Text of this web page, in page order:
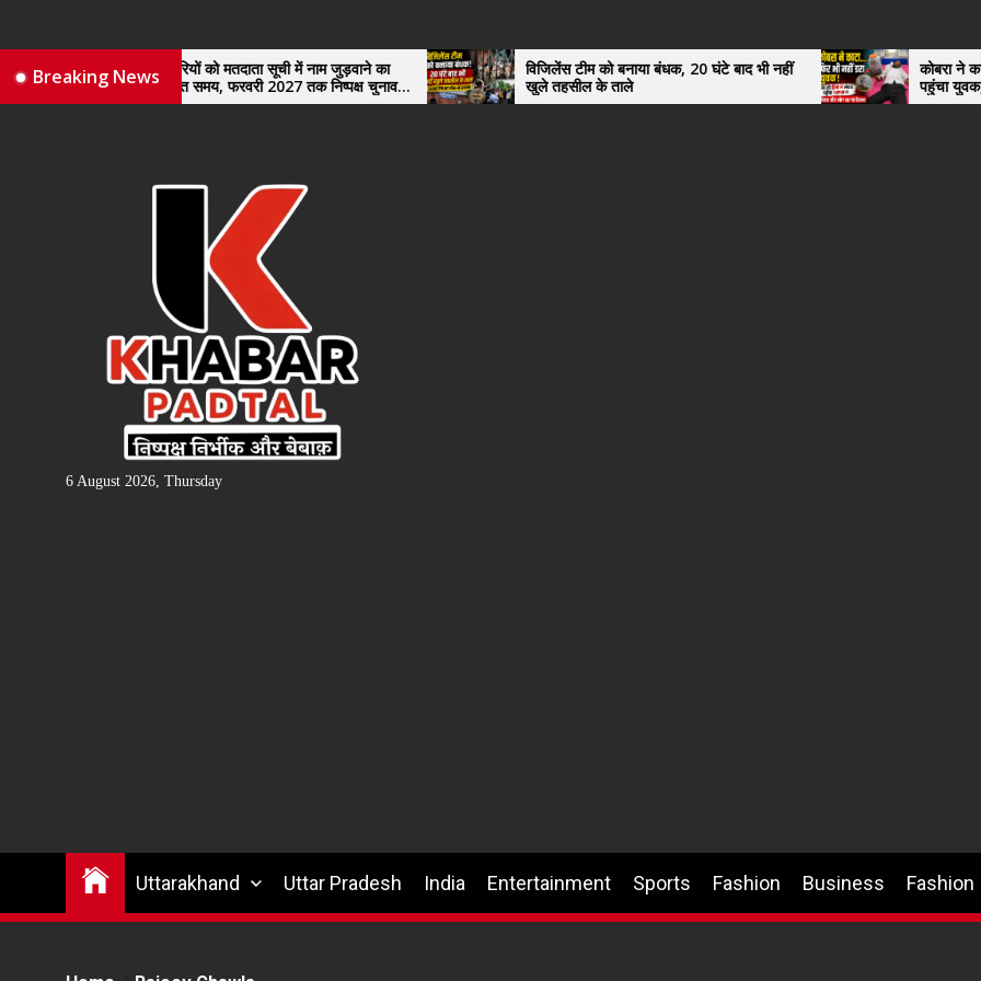
the Breaking News
को मतदाता सूची में नाम जुड़वाने का
समय, फरवरी 2027 तक निष्पक्ष चुनाव
मांग, सौंपा ज्ञापन।
विजिलेंस टीम को बनाया बंधक, 20 घंटे बाद भी नहीं
खुले तहसील के ताले
कोबरा ने काटा तो उसी को डिब्बे में बंद कर
पहुंचा युवक, अस्पताल में देखकर डॉक्टर भी
हैरान
6 August 2026, Thursday
Uttarakhand Uttar Pradesh India Entertainment Sports Fashion Business Fashion